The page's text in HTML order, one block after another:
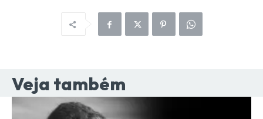
Veja também